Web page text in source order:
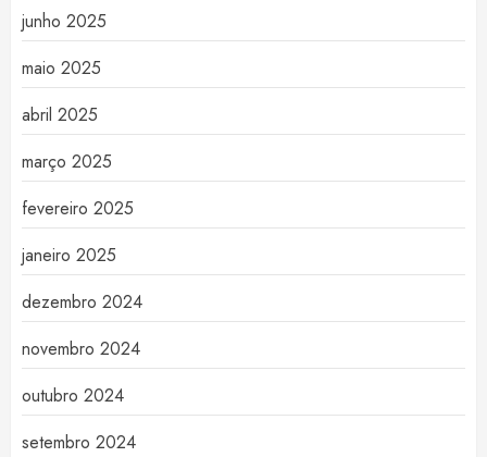
junho 2025
maio 2025
abril 2025
março 2025
fevereiro 2025
janeiro 2025
dezembro 2024
novembro 2024
outubro 2024
setembro 2024